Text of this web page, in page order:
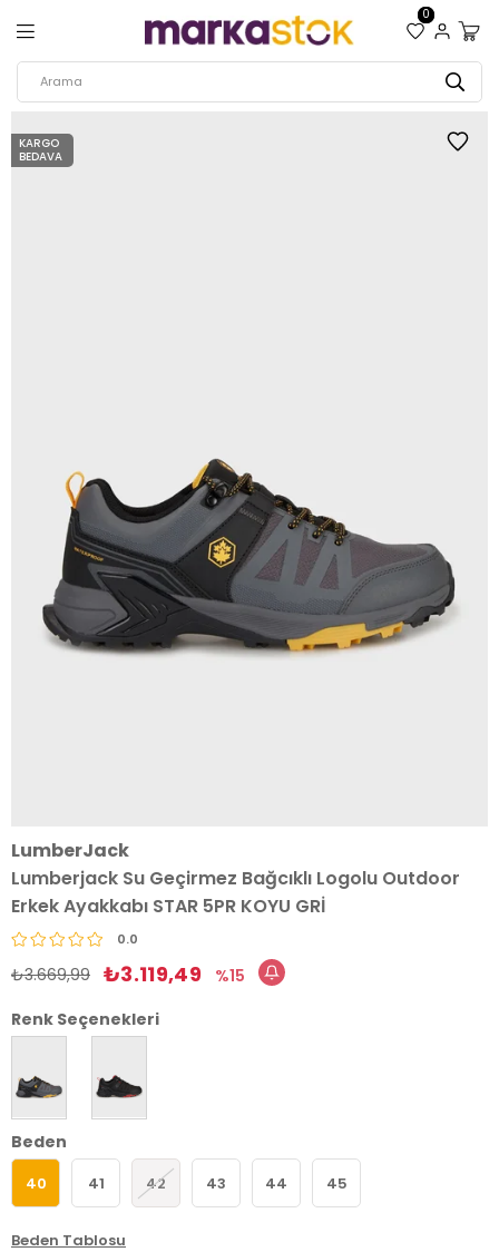
0
KARGO
BEDAVA
LumberJack
Lumberjack Su Geçirmez Bağcıklı Logolu Outdoor
Erkek Ayakkabı STAR 5PR KOYU GRİ
0.0
₺3.669,99 ₺3.119,49
15
Renk Seçenekleri
Beden
40 41 42 43 44 45
Beden Tablosu